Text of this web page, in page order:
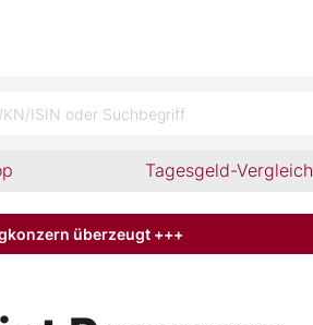
ISIN oder Suchbegriff
Tagesgeld-Vergleich
überzeugt +++